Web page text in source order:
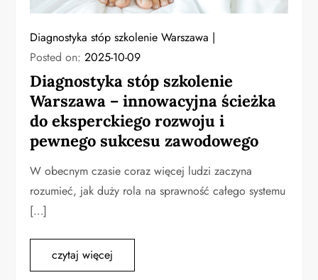
Diagnostyka stóp szkolenie Warszawa
Posted on:2025-10-09
Diagnostyka stóp szkolenie
Warszawa – innowacyjna ścieżka
do eksperckiego rozwoju i
pewnego sukcesu zawodowego
W obecnym czasie coraz więcej ludzi zaczyna
rozumieć, jak duży rola na sprawność całego systemu
[…]
czytaj więcej